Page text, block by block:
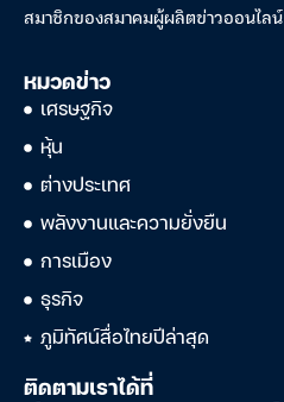
สมาชิกของสมาคมผู้ผลิตข่าวออนไลน์
หมวดข่าว
เศรษฐกิจ
หุ้น
ต่างประเทศ
พลังงานและความยั่งยืน
การเมือง
ธุรกิจ
ภูมิทัศน์สื่อไทยปีล่าสุด
ติดตามเราได้ที่